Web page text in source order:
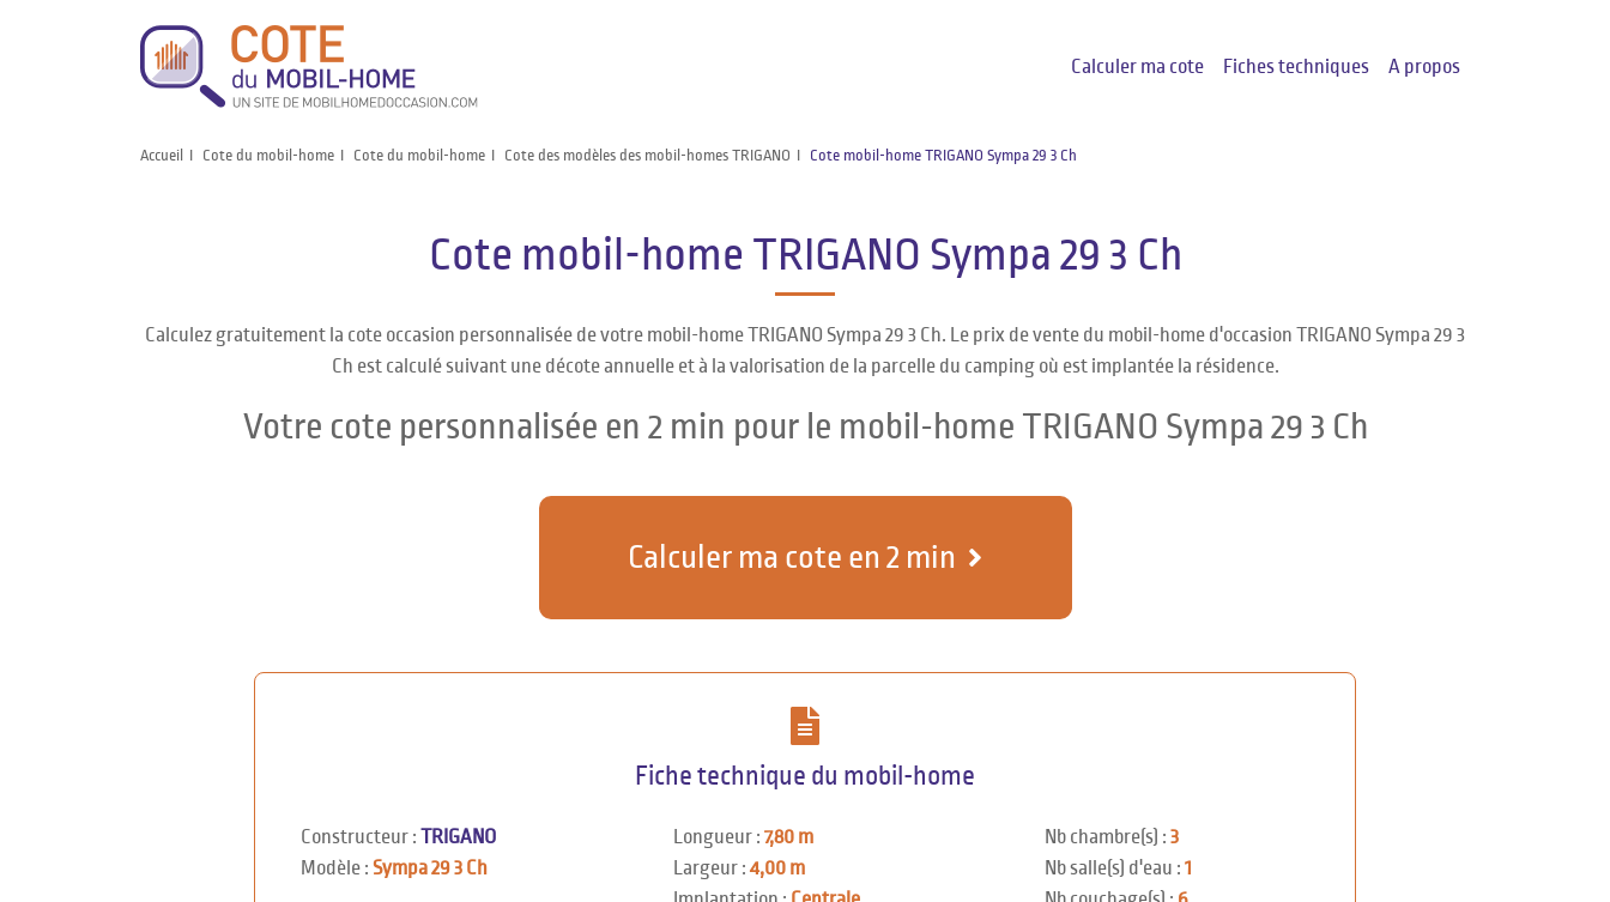
Calculer ma cote Fiches techniques A propos
Accueil Cote du mobil-home Cote du mobil-home Cote des modèles des mobil-homes TRIGANO Cote mobil-home TRIGANO Sympa 29 3 Ch
Cote mobil-home TRIGANO Sympa 29 3 Ch
Calculez gratuitement la cote occasion personnalisée de votre mobil-home TRIGANO Sympa 29 3 Ch. Le prix de vente du mobil-home d'occasion TRIGANO Sympa 29 3
Ch est calculé suivant une décote annuelle et à la valorisation de la parcelle du camping où est implantée la résidence.
Votre cote personnalisée en 2 min pour le mobil-home TRIGANO Sympa 29 3 Ch
Calculer ma cote en 2 min
Fiche technique du mobil-home
Constructeur : TRIGANO
Modèle : Sympa 29 3 Ch
Longueur : 7,80 m
Largeur : 4,00 m
Nb chambre(s) :3
Nb salle(s) d'eau :1